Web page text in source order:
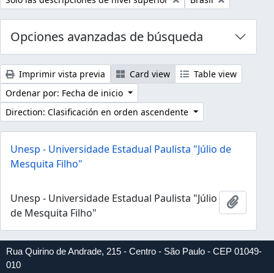
Opciones avanzadas de búsqueda
Imprimir vista previa Card view
Table view
Ordenar por: Fecha de inicio
Direction: Clasificación en orden ascendente
Unesp - Universidade Estadual Paulista "Júlio de
Mesquita Filho"
Unesp - Universidade Estadual Paulista "Júlio
de Mesquita Filho"
Añadir
Rua Quirino de Andrade, 215 - Centro - São Paulo - CEP 01049-
010